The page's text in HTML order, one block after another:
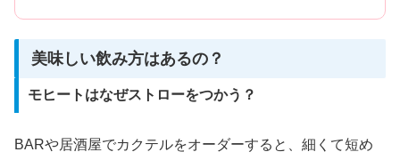
美味しい飲み方はあるの？
モヒートはなぜストローをつかう？
BARや居酒屋でカクテルをオーダーすると、細くて短め